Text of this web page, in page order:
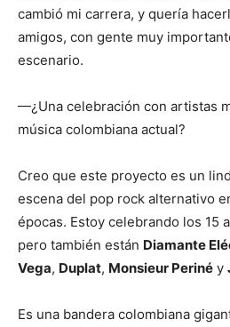
cambió mi carrera, y quería
amigos, con gente muy
escenario.
—¿Una celebración con artistas
música colombiana actual?
Creo que este proyecto es un
escena del pop rock alternativo
épocas. Estoy celebrando los 15
pero también están Diamante
Vega, Duplat, Monsieur Periné y
Es una bandera colombiana